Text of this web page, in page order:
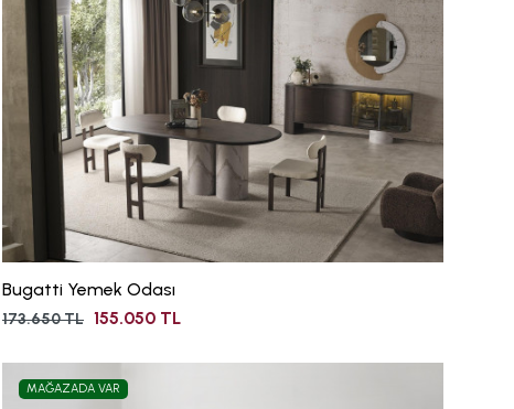
Bugatti Yemek Odası
173.650 TL 155.050 TL
MAĞAZADA VAR